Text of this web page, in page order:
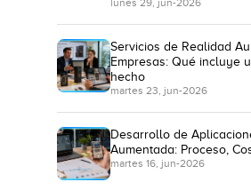
lunes 29, jun-2026
Servicios de Realidad
Empresas: Qué incluye
hecho
martes 23, jun-2026
Desarrollo de
Aumentada: Proceso,
martes 16, jun-2026